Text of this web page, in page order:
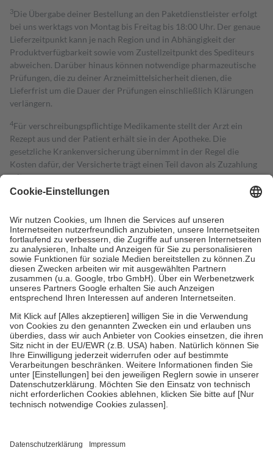
3Die Übergabe deiner Bestellung an den Paketdienstleister erfolgt
bei uns werktags von Montag bis Freitag bis 18:00 Uhr. Der genaue
Lieferzeitpunkt kann je nach Region und in Abhängigkeit der
Produktverfügbarkeit sowie vom Zustellzeitpunkt des Spediteurs
abweichen. Darüber hinaus können notwendige pharmazeutische
Prüfungen, die zu deiner Arzneimittelsicherheit dienen, die
Lieferfrist um die Dauer der Prüfungen einschließlich Klärungen
verlängern.
4Für verschreibungspflichtige Medikamente stellt der Arzt ein
Rezept aus und der Patient erhält sie in der Apotheke. Die
gesetzliche Krankenversicherung übernimmt in der Regel die
Kosten dafür, der Versicherte trägt einen Teil davon als Zuzahlung
mit.
Grundsätzlich leisten Mitglieder Zuzahlungen in Höhe von zehn
höchstens zehn Euro.
Es sind jedoch nie mehr als die tatsächlichen
Kosten der Leistung zu entrichten.
Diese Regeln gelten grundsätzlich auch für Online-Apotheken.
Bei Heilmitteln und häuslicher Krankenpflege beträgt die
Zuzahlung zehn Prozent der Kosten sowie zehn Euro je
Verordnung.
Um das Engagement der Versicherten für ihre eigene Gesundheit zu
stärken und die besondere Stellung der Familie zu unterstützen,
fallenkeine Zuzahlungenan bei:
• Kindern und Jugendlichen bis zum vollendeten 18. Lebensjahr
mit Ausnahme der Fahrkosten
• Untersuchungen zur Vorsorge und Früherkennung, die von der
GKV getragen werden
• empfohlenen Schutzimpfungen
• Harn- und Blutteststreifen
getroffen, um sicherzustellen, dass es sich um echte Bewertungen